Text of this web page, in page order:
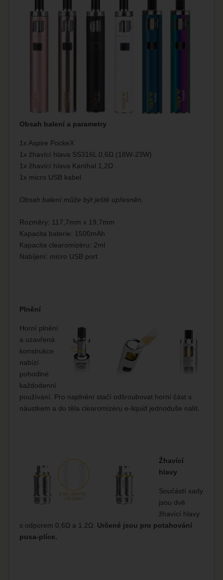
Obsah balení a parametry
1x Aspire PockeX
1x žhavící hlava SS316L 0,6Ω (18W-23W)
1x žhavící hlava Kanthal 1,2Ω
1x micro USB kabel
Obsah balení může být ještě upřesněn.
Rozměry: 117,7mm x 19,7mm
Kapacita baterie: 1500mAh
Kapacita clearomizéru: 2ml
Nabíjení: micro USB port
Plnění
Horní plnění
a uzavřená
konstrukce
nabízí
pohodlné
každodenní
používání. Pro naplnění stačí odšroubovat horní část s
náustkem a do těla clearomizéru e-liquid jednoduše nalít.
Žhavící
hlavy
Součástí sady
jsou dvě
žhavící hlavy
s odporem 0,6Ω a 1,2Ω Určené jsou pro potahování
pusa-plíce.